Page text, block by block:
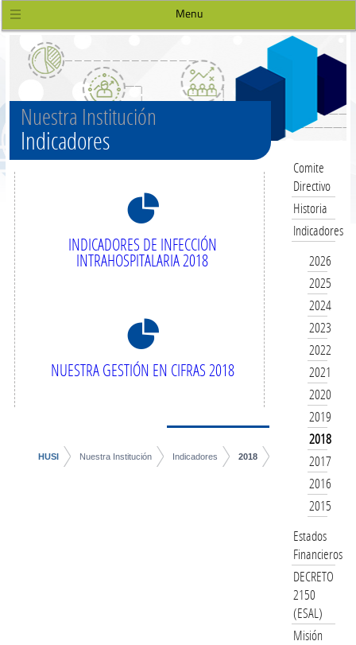
Menu
Nuestra Institución
Indicadores
8
INDICADORES DE INFECCIÓN
INTRAHOSPITALARIA 2018
8
NUESTRA GESTIÓN EN CIFRAS 2018
HUSI Nuestra Institución Indicadores 2018
Comite
Directivo
Historia
Indicadores
2026
2025
2024
2023
2022
2021
2020
2019
2018
2017
2016
2015
Estados
Financieros
DECRETO
2150
(ESAL)
Misión